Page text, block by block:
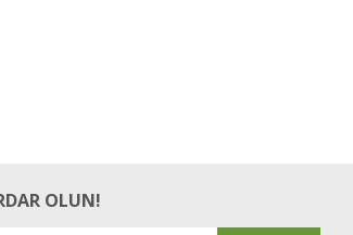
OLUN!